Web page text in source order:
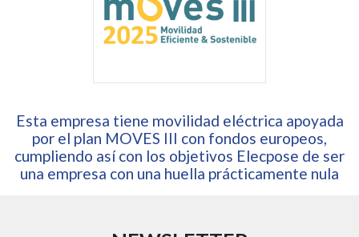
Esta empresa tiene movilidad eléctrica apoyada
por el plan MOVES III con fondos europeos,
cumpliendo así con los objetivos Elecpose de ser
una empresa con una huella prácticamente nula